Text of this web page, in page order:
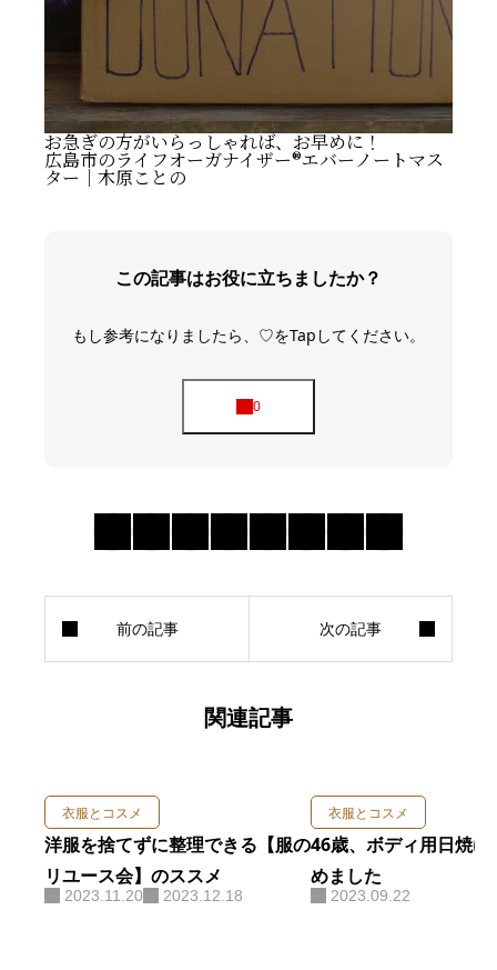
お急ぎの方がいらっしゃれば、お早めに！
広島市のライフオーガナイザー®️エバーノートマス
ター｜木原ことの
この記事はお役に立ちましたか？
もし参考になりましたら、♡をTapしてください。
関連記事
衣服とコスメ
洋服を捨てずに整理できる【服の
リユース会】のススメ
2023.11.20 2023.12.18
衣服とコスメ
46歳、ボディ用日焼け
めました
2023.09.22